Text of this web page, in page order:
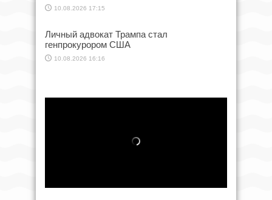
10.08.2026 17:15
Личный адвокат Трампа стал
генпрокурором США
10.08.2026 16:16